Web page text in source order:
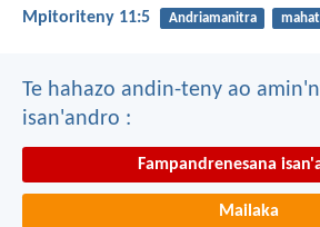
Mpitoriteny 11:5 Andriamanitra
Te hahazo andin-teny ao
isan'andro :
Fampandrenesana
Mailaka